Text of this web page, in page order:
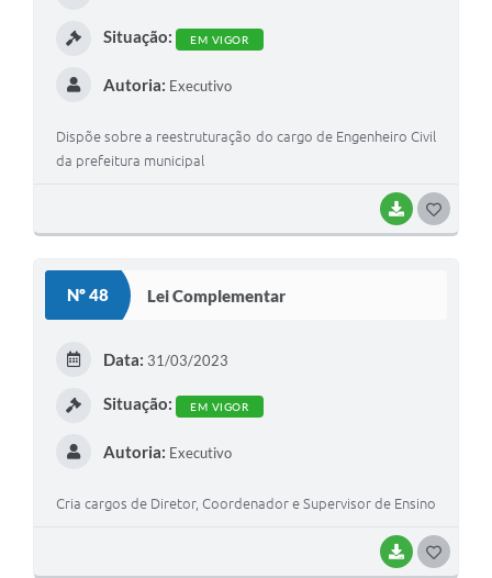
BAIXAR
Situação: EM VIGOR
Autoria: Executivo
Dispõe sobre a reestruturação do cargo de Engenheiro Civil
da prefeitura municipal
Nº 48 Lei Complementar
BAIXAR
Data: 31/03/2023
Situação: EM VIGOR
Autoria: Executivo
Cria cargos de Diretor, Coordenador e Supervisor de Ensino